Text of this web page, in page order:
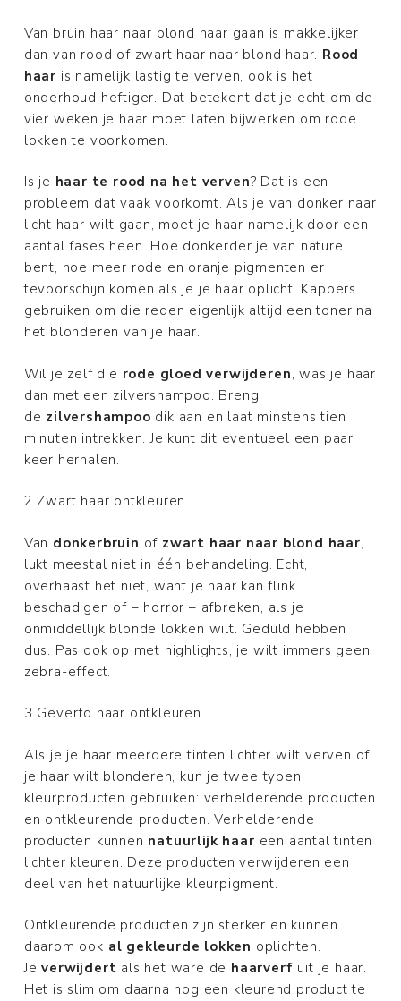
Van bruin haar naar blond haar gaan is makkelijker
dan van rood of zwart haar naar blond haar. Rood
haar is namelijk lastig te verven, ook is het
onderhoud heftiger. Dat betekent dat je echt om de
vier weken je haar moet laten bijwerken om rode
lokken te voorkomen.
Is je haar te rood na het verven? Dat is een
probleem dat vaak voorkomt. Als je van donker naar
licht haar wilt gaan, moet je haar namelijk door een
aantal fases heen. Hoe donkerder je van nature
bent, hoe meer rode en oranje pigmenten er
tevoorschijn komen als je je haar oplicht. Kappers
gebruiken om die reden eigenlijk altijd een toner na
het blonderen van je haar.
Wil je zelf die rode gloed verwijderen, was je haar
dan met een zilvershampoo. Breng
de zilvershampoo dik aan en laat minstens tien
minuten intrekken. Je kunt dit eventueel een paar
keer herhalen.
2 Zwart haar ontkleuren
Van donkerbruin of zwart haar naar blond haar,
lukt meestal niet in één behandeling. Echt,
overhaast het niet, want je haar kan flink
beschadigen of – horror – afbreken, als je
onmiddellijk blonde lokken wilt. Geduld hebben
dus. Pas ook op met highlights, je wilt immers geen
zebra-effect.
3 Geverfd haar ontkleuren
Als je je haar meerdere tinten lichter wilt verven of
je haar wilt blonderen, kun je twee typen
kleurproducten gebruiken: verhelderende producten
en ontkleurende producten. Verhelderende
producten kunnen natuurlijk haar een aantal tinten
lichter kleuren. Deze producten verwijderen een
deel van het natuurlijke kleurpigment.
Ontkleurende producten zijn sterker en kunnen
daarom ook al gekleurde lokken oplichten.
Jeverwijdert als het ware de haarverf uit je haar.
Het is slim om daarna nog een kleurend product te